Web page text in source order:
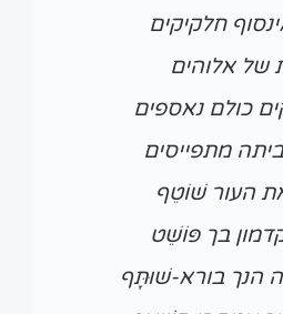
חלקיקים
של אלוהים
כולם נאספים
מתפייסים
העור שׁוֹטֵף
קדמון בך פּוֹשֵׁט
הנך בורא-שׁוּתָּף